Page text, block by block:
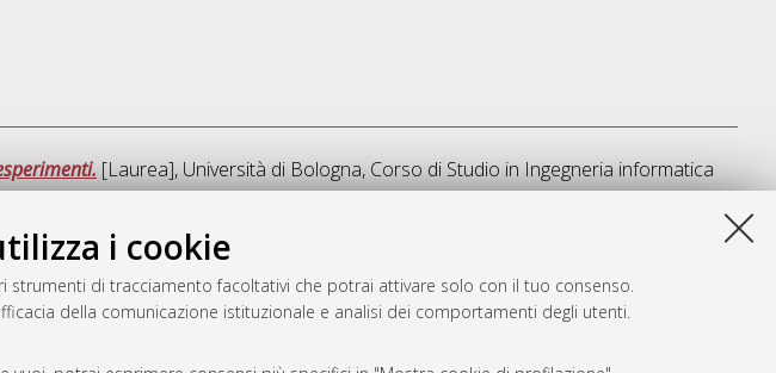
i cookie
di tracciamento facoltativi che potrai attivare solo con il tuo consenso.
della comunicazione istituzionale e analisi dei comportamenti degli utenti.
[Laurea], Università di Bologna, Corso di Studio in Ingegneria informatica
Questa lista e' stata generata il